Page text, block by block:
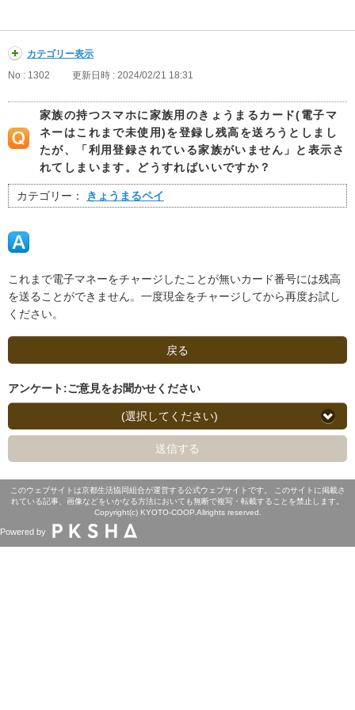
カテゴリー表示
No : 1302
更新日時 : 2024/02/21 18:31
家族の持つスマホに家族用のきょうまるカード(電子マ
ネーはこれまで未使用)を登録し残高を送ろうとしまし
たが、「利用登録されている家族がいません」と表示さ
れてしまいます。どうすればいいですか？
カテゴリー： きょうまるペイ
これまで電子マネーをチャージしたことが無いカード番号には残高
を送ることができません。一度現金をチャージしてから再度お試し
ください。
戻る
アンケート:ご意見をお聞かせください
(選択してください)
送信する
このウェブサイトは京都生活協同組合が運営する公式ウェブサイトです。 このサイトに掲載さ
れている記事、画像などをいかなる方法においても無断で複写・転載することを禁止します。
Copyright(c) KYOTO-COOP.Allrights reserved.
Powered by